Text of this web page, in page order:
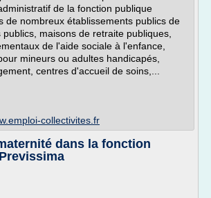
de la fonction publique
de nombreux établissements publics de
maisons de retraite publiques,
de l'aide sociale à l'enfance,
mineurs ou adultes handicapés,
centres d'accueil de soins,...
collectivites.fr
dans la fonction